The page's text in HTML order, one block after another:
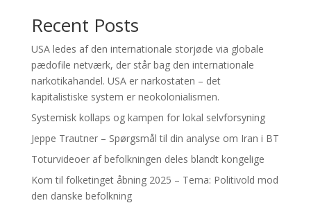
Recent Posts
USA ledes af den internationale storjøde via globale
pædofile netværk, der står bag den internationale
narkotikahandel. USA er narkostaten – det
kapitalistiske system er neokolonialismen.
Systemisk kollaps og kampen for lokal selvforsyning
Jeppe Trautner – Spørgsmål til din analyse om Iran i BT
Toturvideoer af befolkningen deles blandt kongelige
Kom til folketinget åbning 2025 – Tema: Politivold mod
den danske befolkning